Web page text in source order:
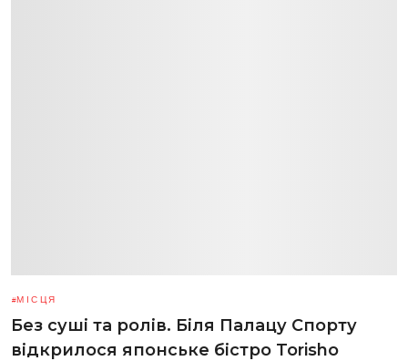
МІСЦЯ
Без суші та ролів. Біля Палацу Спорту
відкрилося японське бістро Torisho